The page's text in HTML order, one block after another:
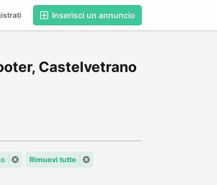
Inserisci un annuncio
Castelvetrano
Rimuovi tutto